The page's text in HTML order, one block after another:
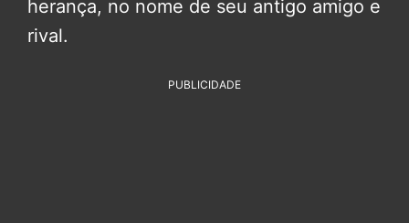
herança, no nome de seu antigo amigo e
rival.
PUBLICIDADE